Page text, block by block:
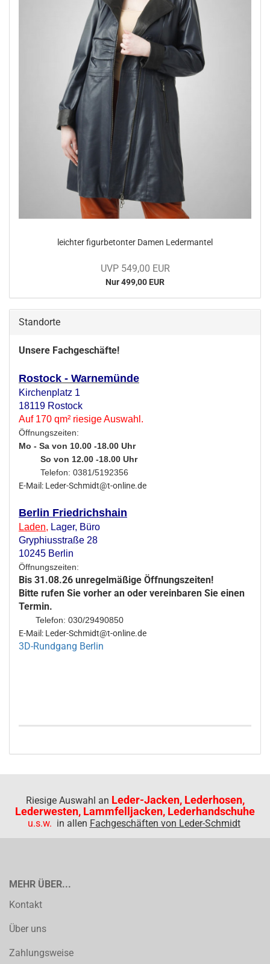
leich­ter fi­gur­be­ton­ter Damen Le­der­man­tel
UVP 549,00 EUR
Nur 499,00 EUR
Standorte
Unsere Fachgeschäfte!
Rostock - Warnemünde
Kirchenplatz 1
18119 Rostock
Auf 170 qm² riesige Auswahl.
Öffnungszeiten:
Mo - Sa von 10.00 -18.00 Uhr
So von 12.00 -18.00 Uhr
Telefon: 0381/5192356
E-Mail: Leder-Schmidt@t-online.de
Berlin Friedrichshain
Laden, Lager, Büro
Gryphiusstraße 28
10245 Berlin
Öffnungszeiten:
Bis 31.08.26 unregelmäßige Öffnungszeiten!
Bitte rufen Sie vorher an oder vereinbaren Sie einen
Termin.
Telefon: 030/29490850
E-Mail: Leder-Schmidt@t-online.de
3D-Rundgang Berlin
Riesige Auswahl an Leder-Jacken, Lederhosen,
Lederwesten, Lammfelljacken, Lederhandschuhe
u.s.w. in allen Fachgeschäften von Leder-Schmidt
MEHR ÜBER...
Kontakt
Über uns
Zahlungsweise